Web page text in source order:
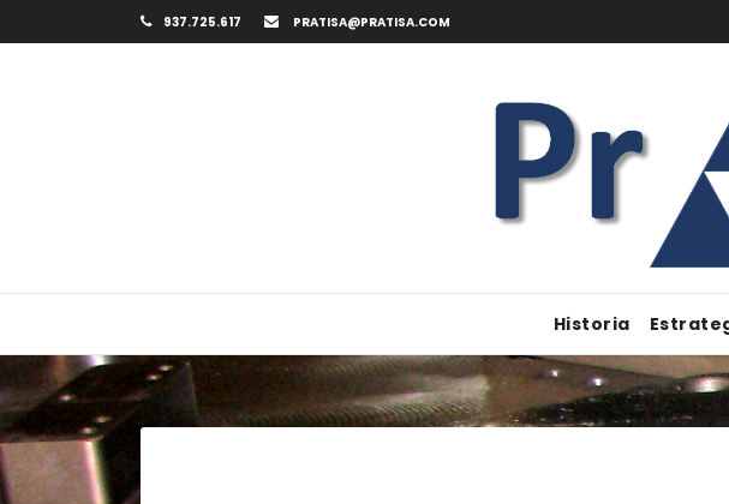
al
937.725.617 PRATISA@PRATISA.COM
Historia